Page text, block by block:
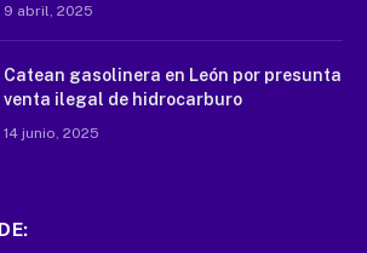
9 abril, 2025
Catean gasolinera en León por presunta
venta ilegal de hidrocarburo
14 junio, 2025